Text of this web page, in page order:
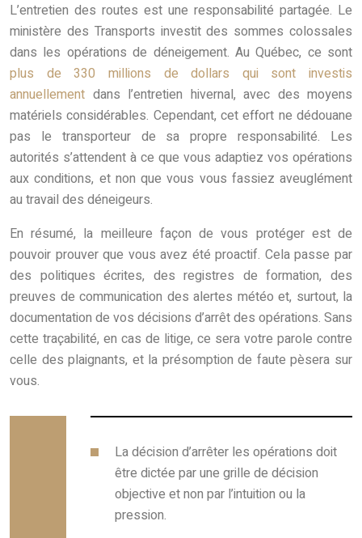
L’entretien des routes est une responsabilité partagée. Le
ministère des Transports investit des sommes colossales
dans les opérations de déneigement. Au Québec, ce sont
plus de 330 millions de dollars qui sont investis
annuellement dans l’entretien hivernal, avec des moyens
matériels considérables. Cependant, cet effort ne dédouane
pas le transporteur de sa propre responsabilité. Les
autorités s’attendent à ce que vous adaptiez vos opérations
aux conditions, et non que vous vous fassiez aveuglément
au travail des déneigeurs.
En résumé, la meilleure façon de vous protéger est de
pouvoir prouver que vous avez été proactif. Cela passe par
des politiques écrites, des registres de formation, des
preuves de communication des alertes météo et, surtout, la
documentation de vos décisions d’arrêt des opérations. Sans
cette traçabilité, en cas de litige, ce sera votre parole contre
celle des plaignants, et la présomption de faute pèsera sur
vous.
La décision d’arrêter les opérations doit
être dictée par une grille de décision
objective et non par l’intuition ou la
pression.